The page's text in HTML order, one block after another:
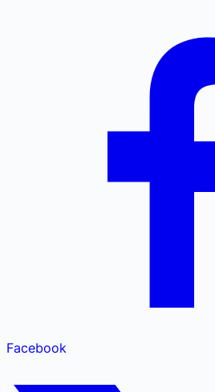
Facebook